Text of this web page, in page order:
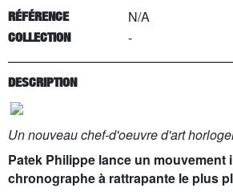
RÉFÉRENCE N/A
COLLECTION -
DESCRIPTION
Un nouveau chef-d'oeuvre d'art
Patek Philippe lance un mouvement
chronographe à rattrapante le plus